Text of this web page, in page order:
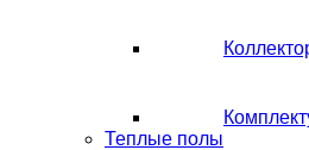
Теплые полы